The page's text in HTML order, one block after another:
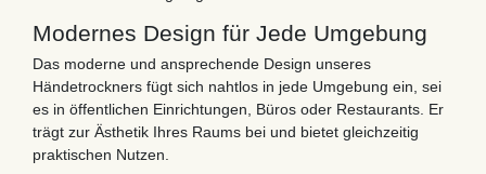
Modernes Design für Jede Umgebung
Das moderne und ansprechende Design unseres
Händetrockners fügt sich nahtlos in jede Umgebung ein, sei
es in öffentlichen Einrichtungen, Büros oder Restaurants. Er
trägt zur Ästhetik Ihres Raums bei und bietet gleichzeitig
praktischen Nutzen.